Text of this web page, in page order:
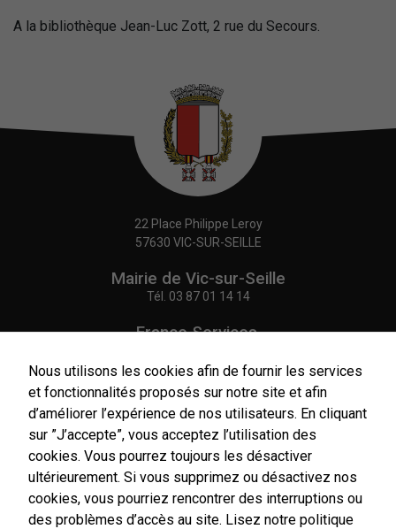
A la bibliothèque Jean-Luc Zott, 2 rue du Secours.
22 Place Philippe Leroy
57630 VIC-SUR-SEILLE
Mairie de Vic-sur-Seille
Tél. 03 87 01 14 14
France Services,
Tél.03 87 86 41 48
NOUS CONTACTER
Horaires
d'ouverture
Nous utilisons les cookies afin de fournir les services
et fonctionnalités proposés sur notre site et afin
d’améliorer l’expérience de nos utilisateurs. En cliquant
sur ”J’accepte”, vous acceptez l’utilisation des
cookies. Vous pourrez toujours les désactiver
ultérieurement. Si vous supprimez ou désactivez nos
cookies, vous pourriez rencontrer des interruptions ou
des problèmes d’accès au site. Lisez notre politique